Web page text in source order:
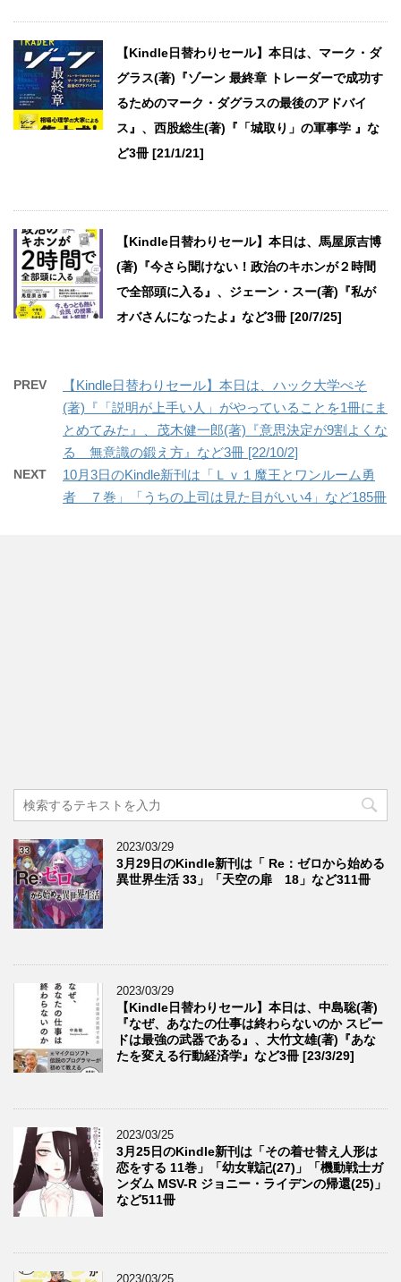
【Kindle日替わりセール】本日は、マーク・ダ
グラス(著)『ゾーン 最終章 トレーダーで成功す
るためのマーク・ダグラスの最後のアドバイ
ス』、西股総生(著)『「城取り」の軍事学 』な
ど3冊 [21/1/21]
【Kindle日替わりセール】本日は、馬屋原吉博
(著)『今さら聞けない！政治のキホンが２時間
で全部頭に入る』、ジェーン・スー(著)『私が
オバさんになったよ』など3冊 [20/7/25]
PREV
【Kindle日替わりセール】本日は、ハック大学ぺそ
(著)『「説明が上手い人」がやっていることを1冊にま
とめてみた』、茂木健一郎(著)『意思決定が9割よくな
る 無意識の鍛え方』など3冊 [22/10/2]
NEXT
10月3日のKindle新刊は「Ｌｖ１魔王とワンルーム勇
者 ７巻」「うちの上司は見た目がいい4」など185冊
2023/03/29
3月29日のKindle新刊は「 Re：ゼロから始める
異世界生活 33」「天空の扉 18」など311冊
2023/03/29
【Kindle日替わりセール】本日は、中島聡(著)
『なぜ、あなたの仕事は終わらないのか スピー
ドは最強の武器である』、大竹文雄(著)『あな
たを変える行動経済学』など3冊 [23/3/29]
2023/03/25
3月25日のKindle新刊は「その着せ替え人形は
恋をする 11巻」「幼女戦記(27)」「機動戦士ガ
ンダム MSV-R ジョニー・ライデンの帰還(25)」
など511冊
2023/03/25